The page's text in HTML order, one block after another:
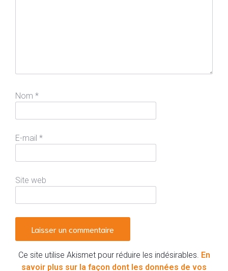
Nom *
E-mail *
Site web
Ce site utilise Akismet pour réduire les indésirables. En
savoir plus sur la façon dont les données de vos